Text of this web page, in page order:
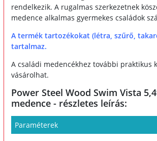
rendelkezik. A rugalmas szerkezetnek
medence alkalmas gyermekes családok
A termék tartozékokat (létra, szűrő,
tartalmaz.
A családi medencékhez további praktikus
vásárolhat.
Power Steel Wood Swim Vista
medence - részletes leírás:
Paraméterek